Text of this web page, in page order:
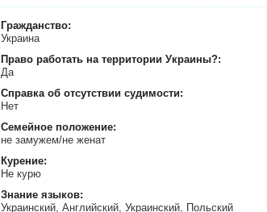
Гражданство:
Украина
Право работать на территории Украины?:
Да
Справка об отсутствии судимости:
Нет
Семейное положение:
не замужем/не женат
Курение:
Не курю
Знание языков:
Украинский, Английский, Украинский, Польский